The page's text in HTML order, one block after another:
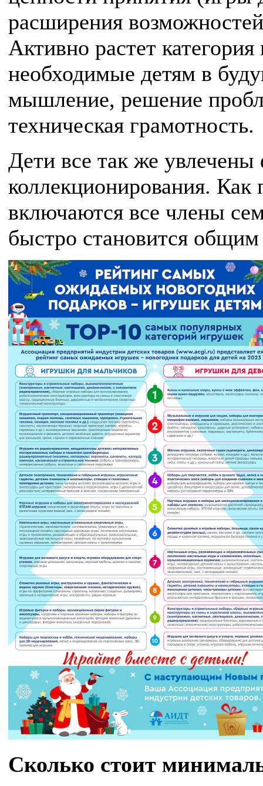
расширения
Активно растет
необходимые детям в
мышление, решение
техническая грамотность.
Дети все так же
коллекционирования. Как
включаются все члены
быстро становится
Сколько стоит